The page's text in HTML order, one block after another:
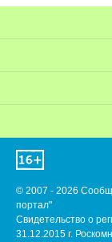
© 2007 - 2026
портал"
Свидетельство о
31.12.2015 г.